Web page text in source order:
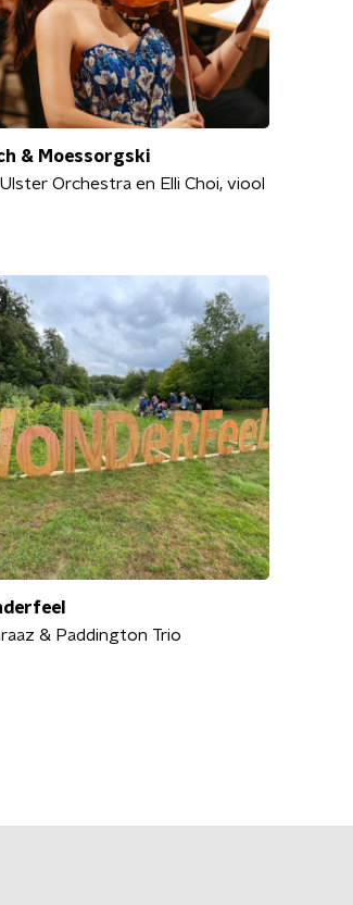
& Moessorgski
Orchestra en Elli Choi, viool
& Paddington Trio